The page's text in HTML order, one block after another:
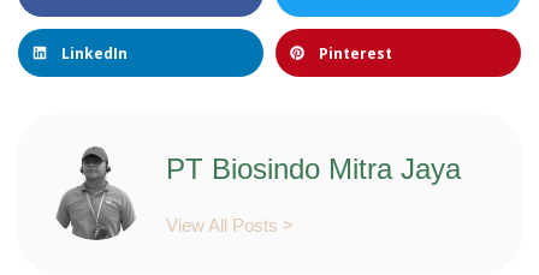
LinkedIn Pinterest
PT Biosindo Mitra Jaya
View All Posts >